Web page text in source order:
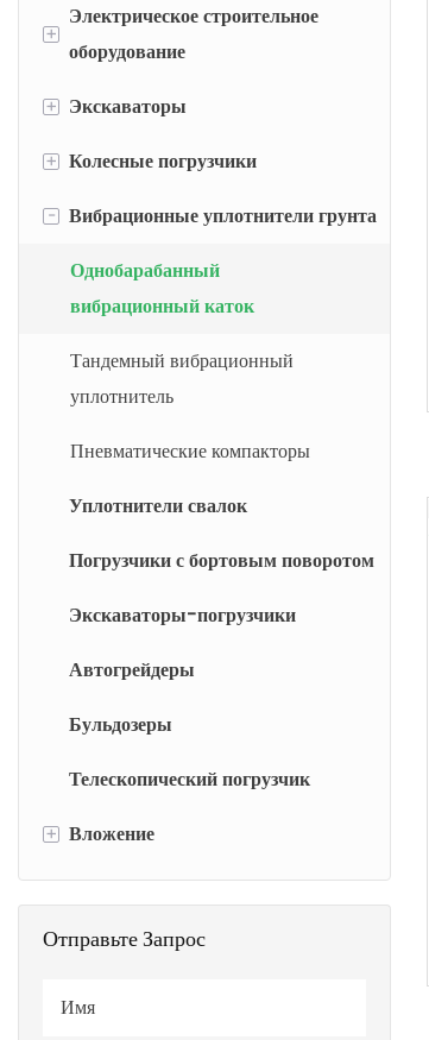
+
Электрическое строительное
оборудование
Электрический мини-погрузчик
Электрические мини-
бортовым поворотом
Электрические колесные
+ Экскаваторы
Мини-экскаваторы
Малые Экскаваторы
Средние экскаваторы
Большие Экскаваторы
Колесные экскаваторы
+ Колесные погрузчики
Мини Колесные Погрузчики
Компактные колесные
погрузчики
Малые колесные погрузчики
Средние колесные погрузчики
Большие колесные погрузчики
- Вибрационные уплотнители грунта
Однобарабанный
вибрационный каток
Тандемный вибрационный
уплотнитель
Пневматические компакторы
Уплотнители свалок
Погрузчики с бортовым поворотом
Экскаваторы-погрузчики
Автогрейдеры
Бульдозеры
Телескопический погрузчик
+ Вложение
Навесное оборудование для
Отправьте Запрос
Имя